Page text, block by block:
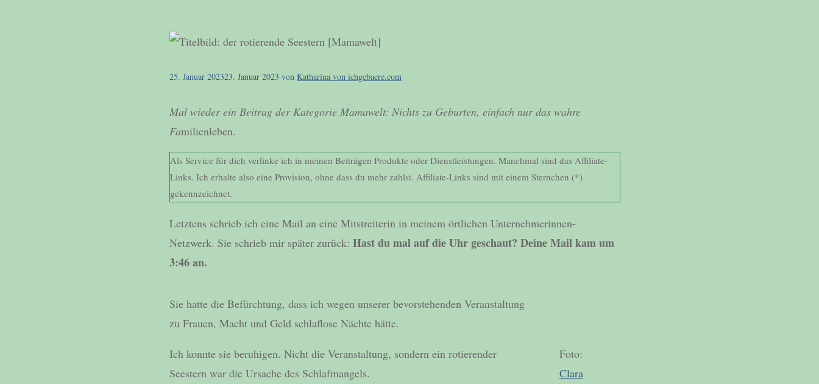
25. Januar 202323. Januar 2023 von Katharina von ichgebaere.com
Mal wieder ein Beitrag der Kategorie Mamawelt: Nichts zu Geburten, einfach nur das wahre
Familienleben.
Als Service für dich verlinke ich in meinen Beiträgen Produkte oder Dienstleistungen. Manchmal sind das Affiliate-
Links. Ich erhalte also eine Provision, ohne dass du mehr zahlst. Affiliate-Links sind mit einem Sternchen (*)
gekennzeichnet.
Letztens schrieb ich eine Mail an eine Mitstreiterin in meinem örtlichen Unternehmerinnen-
Netzwerk. Sie schrieb mir später zurück: Hast du mal auf die Uhr geschaut? Deine Mail kam um
3:46 an.
Sie hatte die Befürchtung, dass ich wegen unserer bevorstehenden Veranstaltung
zu Frauen, Macht und Geld schlaflose Nächte hätte.
Ich konnte sie beruhigen. Nicht die Veranstaltung, sondern ein rotierender
Seestern war die Ursache des Schlafmangels.
Foto:
Clara